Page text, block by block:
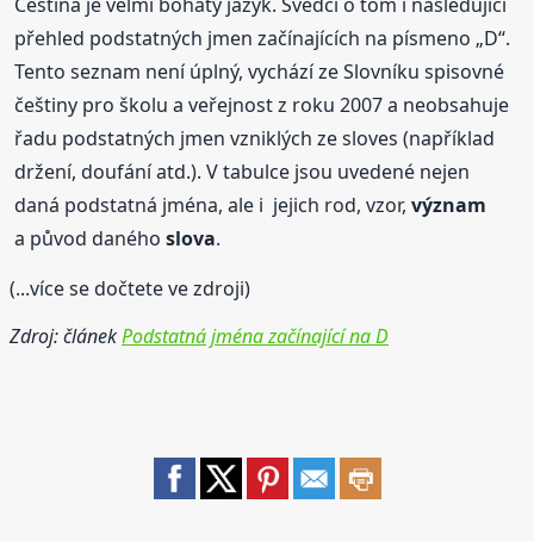
přehled podstatných jmen začínajících na písmeno „D“.
Tento seznam není úplný, vychází ze Slovníku spisovné
češtiny pro školu a veřejnost z roku 2007 a neobsahuje
řadu podstatných jmen vzniklých ze sloves (například
držení, doufání atd.). V tabulce jsou uvedené nejen
daná podstatná jména, ale i jejich rod, vzor,význam
a původ danéhoslova.
(...více se dočtete ve zdroji)
Zdroj: článekPodstatná jména začínající na D